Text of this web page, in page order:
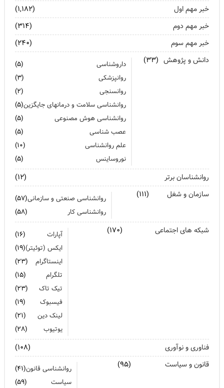
تشدید تر شدن نقرس آیا ارتباطی با استرس و اضطراب دارد؟
جنگ اضطراب با مواد خوراکی
اضطراب را برای خود پر رنگ نکنید
برای بهبود سلامت روان لازم است روزانه از آن مراقبت کنیم
خبر مهم اول
(۱,۱۸۲)
خبر مهم دوم
(۳۱۴)
خبر مهم سوم
(۲۴۰)
دانش و پژوهش (۳۳) داروشناسی
(۵)
روانپزشکی
(۳)
روانسنجی
(۲)
روانشناسی سلامت و درمانهای جایگزین(۵)
روانشناسی هوش مصنوعی
(۵)
عصب شناسی
(۵)
علم روانشناسی
(۱۰)
نوروساینس
(۵)
روانشناسان برتر
(۱۲)
سازمان و شغل
(۱۱۱) روانشناسی صنعتی و سازمانی(۵۷)
روانشناسی کار
(۵۸)
شبکه های اجتماعی (۱۷۰) آپارات
(۱۶)
ایکس (توئیتر)(۱۹)
اینستاگرام
(۲۳)
تلگرام
(۱۵)
تیک تاک
(۲۳)
فیسبوک
(۱۹)
لینک دین
(۲۱)
یوتیوب
(۲۸)
فناوری و نوآوری
(۱۰۸)
قانون و سیاست
(۹۵) روانشناسی قانون(۴۱)
سیاست
(۵۹)